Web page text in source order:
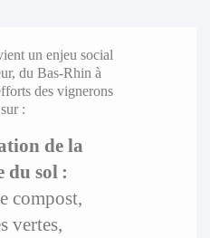
un enjeu social
du Bas-Rhin à
des vignerons
:
de la
du sol :
compost,
vertes,